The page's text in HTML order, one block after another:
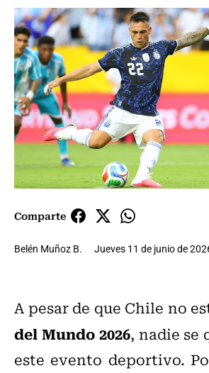
Comparte
Belén Muñoz B. Jueves 11 de junio de
A pesar de que Chile no
del Mundo 2026, nadie se
este evento deportivo.